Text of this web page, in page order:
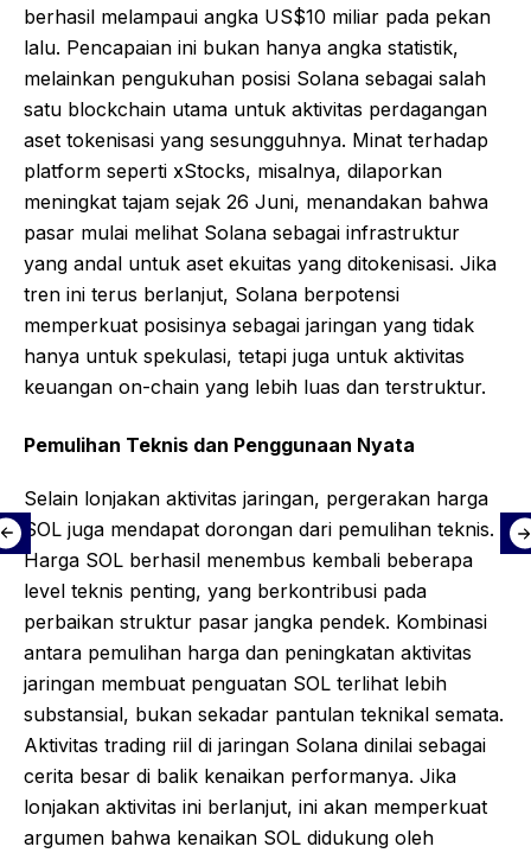
berhasil melampaui angka US$10 miliar pada pekan
lalu. Pencapaian ini bukan hanya angka statistik,
melainkan pengukuhan posisi Solana sebagai salah
satu blockchain utama untuk aktivitas perdagangan
aset tokenisasi yang sesungguhnya. Minat terhadap
platform seperti xStocks, misalnya, dilaporkan
meningkat tajam sejak 26 Juni, menandakan bahwa
pasar mulai melihat Solana sebagai infrastruktur
yang andal untuk aset ekuitas yang ditokenisasi. Jika
tren ini terus berlanjut, Solana berpotensi
memperkuat posisinya sebagai jaringan yang tidak
hanya untuk spekulasi, tetapi juga untuk aktivitas
keuangan on-chain yang lebih luas dan terstruktur.
Pemulihan Teknis dan Penggunaan Nyata
Selain lonjakan aktivitas jaringan, pergerakan harga
SOL juga mendapat dorongan dari pemulihan teknis.
Harga SOL berhasil menembus kembali beberapa
level teknis penting, yang berkontribusi pada
perbaikan struktur pasar jangka pendek. Kombinasi
antara pemulihan harga dan peningkatan aktivitas
jaringan membuat penguatan SOL terlihat lebih
substansial, bukan sekadar pantulan teknikal semata.
Aktivitas trading riil di jaringan Solana dinilai sebagai
cerita besar di balik kenaikan performanya. Jika
lonjakan aktivitas ini berlanjut, ini akan memperkuat
argumen bahwa kenaikan SOL didukung oleh